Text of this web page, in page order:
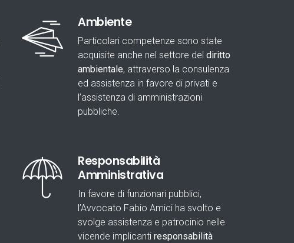
Ambiente
Particolari competenze sono state
acquisite anche nel settore del diritto
ambientale, attraverso la consulenza
ed assistenza in favore di privati e
l’assistenza di amministrazioni
pubbliche.
Responsabilità
Amministrativa
In favore di funzionari pubblici,
l’Avvocato Fabio Amici ha svolto e
svolge assistenza e patrocinio nelle
vicende implicanti responsabilità